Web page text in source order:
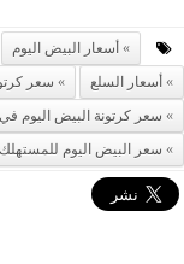
أسعار البيض اليوم
أسعار السلع
سعر
سعر كرتونة البيض اليوم
سعر البيض اليوم للمستهلك